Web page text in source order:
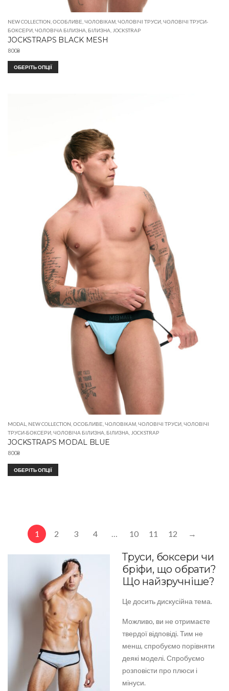
NEW COLLECTION ОСОБЛИВЕ ЧОЛОВІКАМ ЧОЛОВІЧІ ТРУСИ ЧОЛОВІЧІ ТРУСИ-
БОКСЕРИ ЧОЛОВІЧА БІЛИЗНА БІЛИЗНА JOCKSTRAP
JOCKSTRAPS BLACK MESH
800₴
ОБЕРІТЬ ОПЦІЇ
MODAL NEW COLLECTION ОСОБЛИВЕ ЧОЛОВІКАМ ЧОЛОВІЧІ ТРУСИ ЧОЛОВІЧІ
ТРУСИ-БОКСЕРИ ЧОЛОВІЧА БІЛИЗНА БІЛИЗНА JOCKSTRAP
JOCKSTRAPS MODAL BLUE
800₴
ОБЕРІТЬ ОПЦІЇ
1 2 3 4 10 11 12 →
Труси, боксери чи
бріфи, що обрати?
Що найзручніше?
Це досить дискусійна тема.
Можливо, ви не отримаєте
твердої відповіді. Тим не
менш, спробуємо порівняти
деякі моделі. Спробуємо
розповісти про плюси і
мінуси.